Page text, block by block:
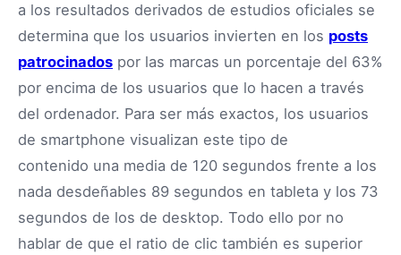
a los resultados derivados de estudios oficiales se
determina que los usuarios invierten en los posts
patrocinados por las marcas un porcentaje del 63%
por encima de los usuarios que lo hacen a través
del ordenador. Para ser más exactos, los usuarios
de smartphone visualizan este tipo de
contenido una media de 120 segundos frente a los
nada desdeñables 89 segundos en tableta y los 73
segundos de los de desktop. Todo ello por no
hablar de que el ratio de clic también es superior